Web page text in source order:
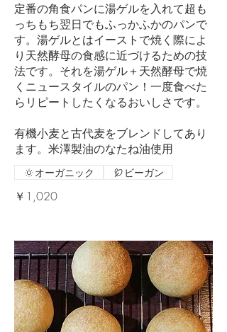
定番の角食パンに湯ゲルを入れて超も
っちもち翌日でもふっかふかのパンで
す。湯ゲルとはイーストで焼く際によ
り天然酵母の食感に近づけるための技
法です。それを湯ゲル＋天然酵母で焼
くニュースタイルのパン！一度食べた
らリピートしたくなるおいしさです。
有機小麦と古代麦をブレンドしてあり
ます。米澤製油のなたね油使用
￥1,020
オーガニック ビーガン